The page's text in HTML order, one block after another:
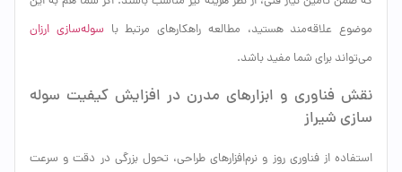
موضوع علاقه‌مند هستید، مطالعه راهکارهای مرتبط با سوله‌سازی ارزان
می‌تواند برای شما مفید باشد.
نقش فناوری و ابزارهای مدرن در افزایش کیفیت سوله
سازی شیراز
استفاده از فناوری روز و نرم‌افزارهای طراحی، تحول بزرگی در دقت و سرعت